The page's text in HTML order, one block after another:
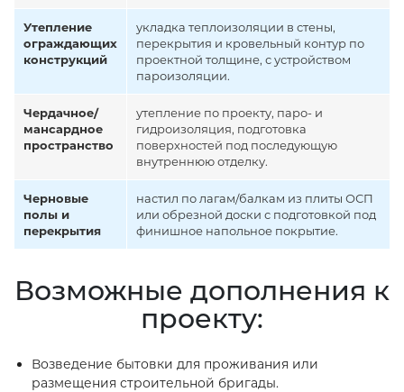
Утепление
ограждающих
конструкций
укладка теплоизоляции в стены,
перекрытия и кровельный контур по
проектной толщине, с устройством
пароизоляции.
Чердачное/
мансардное
пространство
утепление по проекту, паро- и
гидроизоляция, подготовка
поверхностей под последующую
внутреннюю отделку.
Черновые
полы и
перекрытия
настил по лагам/балкам из плиты ОСП
или обрезной доски с подготовкой под
финишное напольное покрытие.
Возможные дополнения к
проекту:
Возведение бытовки для проживания или
размещения строительной бригады.